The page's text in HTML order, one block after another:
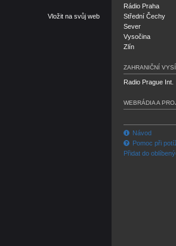
Vložit na svůj web
Rádio Praha
Střední Čechy
Sever
Vysočina
Zlín
ZAHRANIČNÍ
Radio Prague Int.
WEBRÁDIA A
Návod
Pomoc při
Přidat do